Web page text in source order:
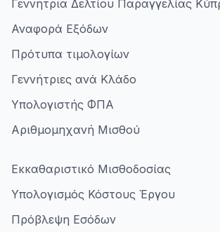
Γεννήτρια Δελτίου Παραγγελίας
Αναφορά Εξόδων
Πρότυπα τιμολογίων
Γεννήτριες ανά Κλάδο
Υπολογιστής ΦΠΑ
Αριθμομηχανή Μισθού
Εκκαθαριστικό Μισθοδοσίας
Υπολογισμός Κόστους Έργου
Πρόβλεψη Εσόδων